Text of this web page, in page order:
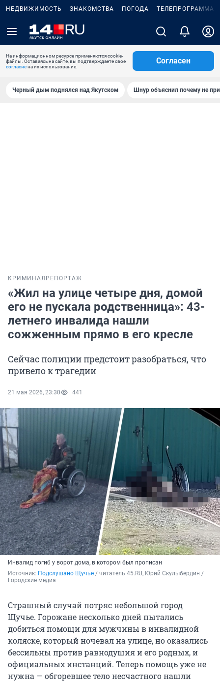
НЕДВИЖИМОСТЬ ЗНАКОМСТВА ПОГОДА ТЕЛЕПРОГРАММА
На информационном ресурсе применяются cookie-
файлы. Оставаясь на сайте, вы подтверждаете свое
согласиена их использование.
Согласен
Черный дым поднялся над Якутском Шнур объяснил почему не
КРИМИНАЛ РЕПОРТАЖ
«Жил на улице четыре дня, домой
его не пускала родственница»: 43-
летнего инвалида нашли
сожженным прямо в его кресле
Сейчас полиции предстоит разобраться, что
привело к трагедии
21 мая 2026, 23:30 441
Инвалид погиб у ворот дома, в котором был прописан
Источник: Подслушано Щучье / читатель 45.RU, Юрий Скулыбердин /
Городские медиа
Страшный случай потряс небольшой город
Щучье. Горожане несколько дней пытались
добиться помощи для мужчины в инвалидной
коляске, который ночевал на улице, но оказались
бессильны против равнодушия и его родных, и
официальных инстанций. Теперь помощь уже не
нужна — обгоревшее тело несчастного нашли